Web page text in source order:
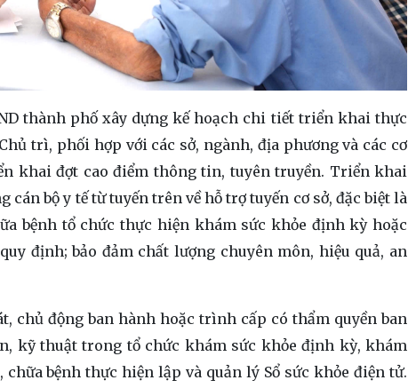
thành phố xây dựng kế hoạch chi tiết triển khai thực
trì, phối hợp với các sở, ngành, địa phương và các cơ
khai đợt cao điểm thông tin, tuyên truyền. Triển khai
bộ y tế từ tuyến trên về hỗ trợ tuyến cơ sở, đặc biệt là
bệnh tổ chức thực hiện khám sức khỏe định kỳ hoặc
định; bảo đảm chất lượng chuyên môn, hiệu quả, an
chủ động ban hành hoặc trình cấp có thẩm quyền ban
kỹ thuật trong tổ chức khám sức khỏe định kỳ, khám
bệnh thực hiện lập và quản lý Sổ sức khỏe điện tử.